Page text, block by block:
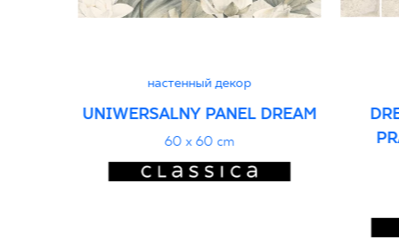
настенный декор
UNIWERSALNY PANEL DREAM
60 x 60 cm